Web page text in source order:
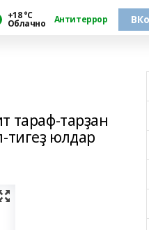
+18 °С
Облачно Антитеррор
тараф-тарҙан
тигеҙ юлдар